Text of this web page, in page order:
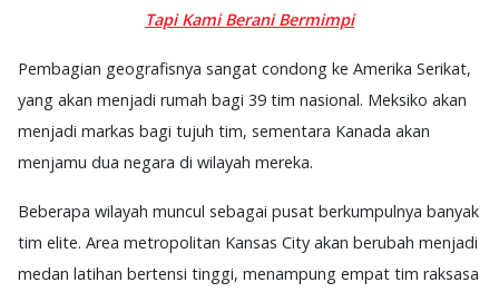
Tapi Kami Berani Bermimpi
Pembagian geografisnya sangat condong ke Amerika Serikat,
yang akan menjadi rumah bagi 39 tim nasional. Meksiko akan
menjadi markas bagi tujuh tim, sementara Kanada akan
menjamu dua negara di wilayah mereka.
Beberapa wilayah muncul sebagai pusat berkumpulnya banyak
tim elite. Area metropolitan Kansas City akan berubah menjadi
medan latihan bertensi tinggi, menampung empat tim raksasa